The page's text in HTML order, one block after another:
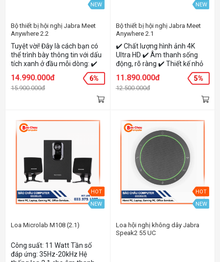
NEW
Bộ thiết bị hội nghị Jabra Meet
Anywhere 2.2
Tuyệt vời! Đây là cách bạn có
thể trình bày thông tin với dấu
tích xanh ở đầu mỗi dòng: ✔️
Camera AI PanaCast 20: Hình
ảnh 4K sắc nét, AI zoom thông
minh, bảo mật dữ liệu cao. ✔️
Loa Speak2 75 MS: Âm thanh
Trải nghiệm thông minh: Tối
ưu hóa ánh sáng, chế độ
Picture-in-Picture. ✔️ Tương
thích rộng: Hoạt động liền
mạch với mọi nền tảng UC
hàng đầu. ✔️ Thiết kế cao cấp:
Bền bỉ, di động, phù hợp mọi
14.990.000đ
15.900.000đ
6%
NEW
Bộ thiết bị hội nghị Jabra Meet
Anywhere 2.1
✔️ Chất lượng hình ảnh 4K
Ultra HD ✔️ Âm thanh sống
động, rõ ràng ✔️ Thiết kế nhỏ
gọn, di động ✔️ Kết nối linh
hoạt với USB-A/C, Bluetooth
✔️ Tương thích Microsoft
11.890.000đ
12.500.000đ
5%
HOT
NEW
Loa Microlab M108 (2.1)
Công suất: 11 Watt Tần số
đáp ứng: 35Hz-20kHz Hệ
HOT
NEW
Loa hội nghị không dây Jabra
Speak2 55 UC